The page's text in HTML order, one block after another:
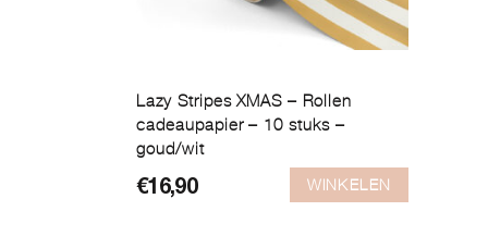
Lazy Stripes XMAS – Rollen
cadeaupapier – 10 stuks –
goud/wit
€16,90 WINKELEN